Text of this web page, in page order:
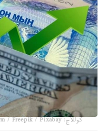
كوللاج: Kazinform / Freepik / Pixabay